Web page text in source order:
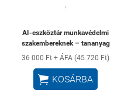
AI-eszköztár munkavédelmi
szakembereknek – tananyag
36 000 Ft + ÁFA (45 720 Ft)
 KOSÁRBA